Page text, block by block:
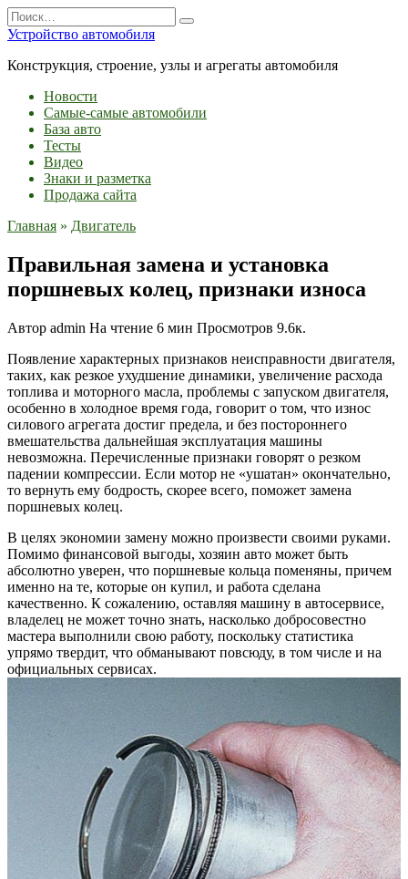
Перейти
к
содержанию
Search
for:
Устройство автомобиля
Конструкция, строение, узлы и агрегаты автомобиля
Новости
Самые-самые автомобили
База авто
Тесты
Видео
Знаки и разметка
Продажа сайта
Главная » Двигатель
Правильная замена и установка
поршневых колец, признаки износа
Автор admin На чтение 6 мин Просмотров 9.6к.
Появление характерных признаков неисправности двигателя,
таких, как резкое ухудшение динамики, увеличение расхода
топлива и моторного масла, проблемы с запуском двигателя,
особенно в холодное время года, говорит о том, что износ
силового агрегата достиг предела, и без постороннего
вмешательства дальнейшая эксплуатация машины
невозможна. Перечисленные признаки говорят о резком
падении компрессии. Если мотор не «ушатан» окончательно,
то вернуть ему бодрость, скорее всего, поможет замена
поршневых колец.
В целях экономии замену можно произвести своими руками.
Помимо финансовой выгоды, хозяин авто может быть
абсолютно уверен, что поршневые кольца поменяны, причем
именно на те, которые он купил, и работа сделана
качественно. К сожалению, оставляя машину в автосервисе,
владелец не может точно знать, насколько добросовестно
мастера выполнили свою работу, поскольку статистика
упрямо твердит, что обманывают повсюду, в том числе и на
официальных сервисах.